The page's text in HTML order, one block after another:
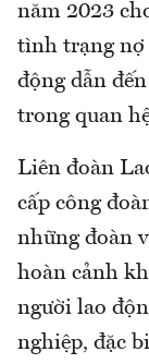
năm 2023
tình trạng nợ
động dẫn
trong quan
Liên đoàn
cấp công
những đoàn
hoàn cảnh
người lao
nghiệp, đặc